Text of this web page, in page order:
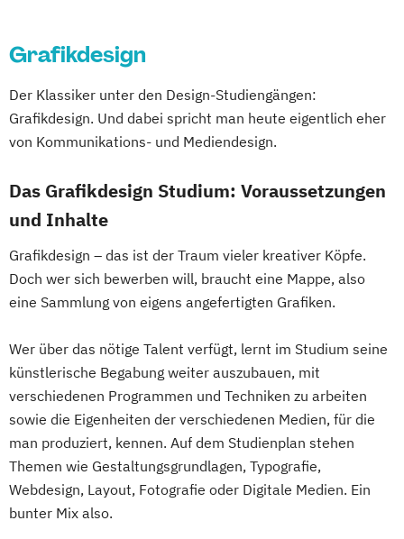
Grafikdesign
Der Klassiker unter den Design-Studiengängen:
Grafikdesign. Und dabei spricht man heute eigentlich eher
von Kommunikations- und Mediendesign.
Das Grafikdesign Studium: Voraussetzungen
und Inhalte
Grafikdesign – das ist der Traum vieler kreativer Köpfe.
Doch wer sich bewerben will, braucht eine Mappe, also
eine Sammlung von eigens angefertigten Grafiken.
Wer über das nötige Talent verfügt, lernt im Studium seine
künstlerische Begabung weiter auszubauen, mit
verschiedenen Programmen und Techniken zu arbeiten
sowie die Eigenheiten der verschiedenen Medien, für die
man produziert, kennen. Auf dem Studienplan stehen
Themen wie Gestaltungsgrundlagen, Typografie,
Webdesign, Layout, Fotografie oder Digitale Medien. Ein
bunter Mix also.